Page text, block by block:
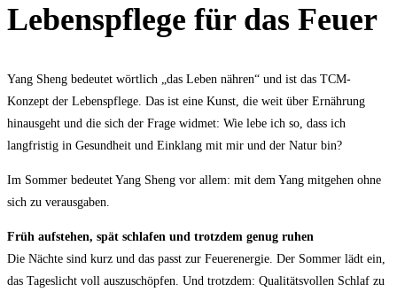
Lebenspflege für das Feuer
Yang Sheng bedeutet wörtlich „das Leben nähren“ und ist das TCM-
Konzept der Lebenspflege. Das ist eine Kunst, die weit über Ernährung
hinausgeht und die sich der Frage widmet: Wie lebe ich so, dass ich
langfristig in Gesundheit und Einklang mit mir und der Natur bin?
Im Sommer bedeutet Yang Sheng vor allem: mit dem Yang mitgehen ohne
sich zu verausgaben.
Früh aufstehen, spät schlafen und trotzdem genug ruhen
Die Nächte sind kurz und das passt zur Feuerenergie. Der Sommer lädt ein,
das Tageslicht voll auszuschöpfen. Und trotzdem: Qualitätsvollen Schlaf zu